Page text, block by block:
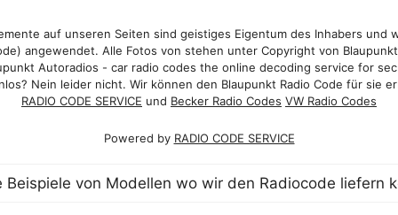
auf unseren Seiten sind geistiges Eigentum des Inhabers und
angewendet. Alle Fotos von stehen unter Copyright von
Autoradios - car radio codes the online decoding service for
Nein leider nicht. Wir können den Blaupunkt Radio Code für sie
RADIO CODE SERVICE und Becker Radio Codes VW Radio Codes
Powered by RADIO CODE SERVICE